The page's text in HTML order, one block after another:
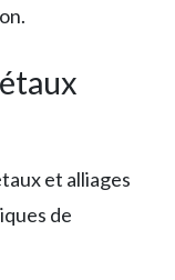
et alliages
de